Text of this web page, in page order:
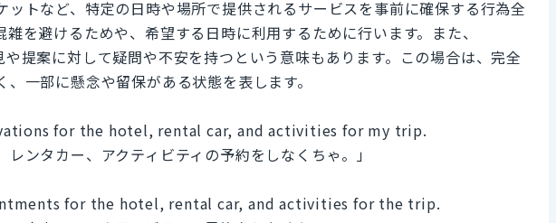
ットなど、特定の日時や場所で提供されるサービスを事前に確保する行為全
を避けるためや、希望する日時に利用するために行います。また、
提案に対して疑問や不安を持つという意味もあります。この場合は、完全
一部に懸念や留保がある状態を表します。
for the hotel, rental car, and activities for my trip.
レンタカー、アクティビティの予約をしなくちゃ。」
for the hotel, rental car, and activities for the trip.